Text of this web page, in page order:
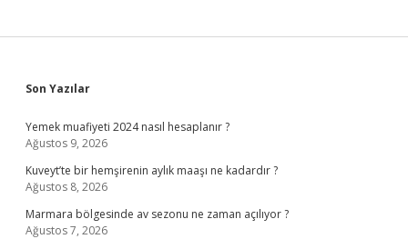
Sidebar
Son Yazılar
Yemek muafiyeti 2024 nasıl hesaplanır ?
Ağustos 9, 2026
Kuveyt’te bir hemşirenin aylık maaşı ne kadardır ?
Ağustos 8, 2026
Marmara bölgesinde av sezonu ne zaman açılıyor ?
Ağustos 7, 2026